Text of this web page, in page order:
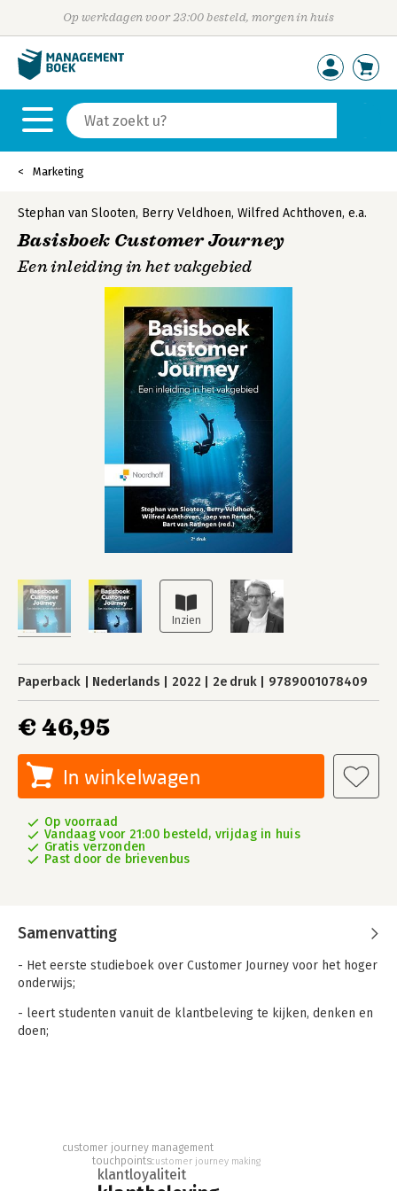
Op werkdagen voor 23:00 besteld, morgen in huis
Marketing
Stephan van Slooten, Berry Veldhoen, Wilfred Achthoven, e.a.
Basisboek Customer Journey
Een inleiding in het vakgebied
Paperback Nederlands 2022 2e druk 9789001078409
€ 46,95
In winkelwagen
Op voorraad
Vandaag voor 21:00 besteld, vrijdag in huis
Gratis verzonden
Past door de brievenbus
Samenvatting
- Het eerste studieboek over Customer Journey voor het hoger
onderwijs;
- leert studenten vanuit de klantbeleving te kijken, denken en
doen;
klanten, spontane aanbevelingen en commercieel resultaat. De
belangrijkste methodiek om dit succes te behalen is de
Customer Journey, het centrale thema van dit boek. Basisboek
klantloyaliteit
touchpoints
customer journey management
customer journey making